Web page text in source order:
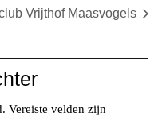
Vrijthof Maasvogels
Vereiste velden zijn